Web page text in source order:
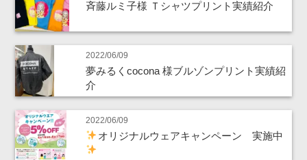
斉藤ルミ子様 Ｔシャツプリント実績紹介
2022/06/09
夢みるくcocona 様ブルゾンプリント実績紹
介
2022/06/09
オリジナルウェアキャンペーン 実施中